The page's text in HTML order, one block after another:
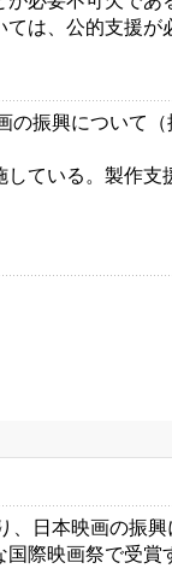
は、公的支援が
の振興について
ている。製作支
日本映画の振興
際映画祭で受